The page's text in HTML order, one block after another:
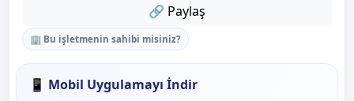
🔗 Paylaş
🏢 Bu işletmenin sahibi misiniz?
📱 Mobil Uygulamayı İndir